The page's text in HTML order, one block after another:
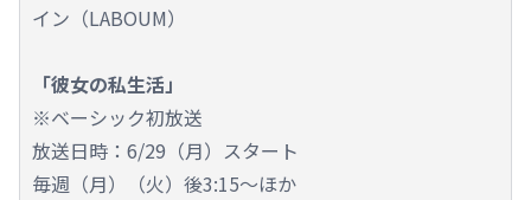
イン（LABOUM）
「彼女の私生活」
※ベーシック初放送
放送日時：6/29（月）スタート
毎週（月）（火）後3:15～ほか